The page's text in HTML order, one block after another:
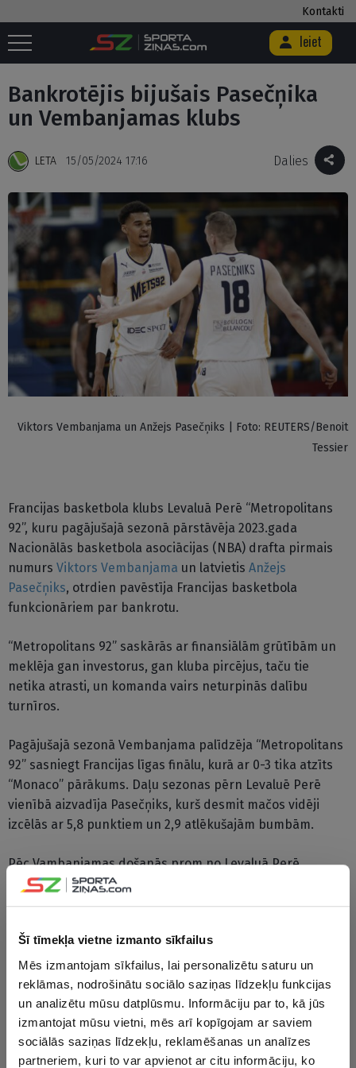
Šī tīmekļa vietne izmanto sīkfailus
Mēs izmantojam sīkfailus, lai personalizētu saturu un
reklāmas, nodrošinātu sociālo saziņas līdzekļu funkcijas
un analizētu mūsu datplūsmu. Informāciju par to, kā jūs
izmantojat mūsu vietni, mēs arī kopīgojam ar saviem
sociālās saziņas līdzekļu, reklamēšanas un analīzes
partneriem, kuri to var apvienot ar citu informāciju, ko
Kontakti
Ieiet
Sākums Basketbols / Bankrotējis bijušais Pasečņika un Vembanjamas
Bankrotējis bijušais Pasečņika
un Vembanjamas klubs
LETA 15/05/2024 17:16 Dalies
Viktors Vembanjama un Anžejs Pasečņiks | Foto: REUTERS/Benoit
Tessier
Francijas basketbola klubs Levaluā Perē “Metropolitans
92”, kuru pagājušajā sezonā pārstāvēja 2023.gada
Nacionālās basketbola asociācijas (NBA) drafta pirmais
numurs Viktors Vembanjama un latvietis Anžejs
Pasečņiks, otrdien pavēstīja Francijas basketbola
funkcionāriem par bankrotu.
“Metropolitans 92” saskārās ar finansiālām grūtībām un
meklēja gan investorus, gan kluba pircējus, taču tie
netika atrasti, un komanda vairs neturpinās dalību
turnīros.
Pagājušajā sezonā Vembanjama palīdzēja “Metropolitans
92” sasniegt Francijas līgas finālu, kurā ar 0-3 tika atzīts
“Monaco” pārākums. Daļu sezonas pērn Levaluē Perē
vienībā aizvadīja Pasečņiks, kurš desmit mačos vidēji
izcēlās ar 5,8 punktiem un 2,9 atlēkušajām bumbām.
Pēc Vambanjamas došanās prom no Levaluā Perē
vienības šosezon pasliktinājās arī kluba rezultātu.
“Metropolitans 92” Francijas čempionātā ar četrām
konkurencē un zaudēja vietu spēcīgākajā līgā.
Levaluā Perē klubs kopš tā dibināšanas 2007.gadā vienu
reizi uzvarēja Francijas kausa izcīņā un vienu reizi kļuva
par Francijas Superkausa ieguvēju.